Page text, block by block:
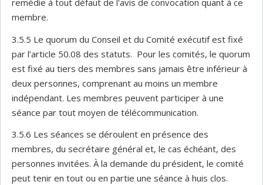
remédie à tout défaut de l'avis de convocation quant à ce
membre.
3.5.5 Le quorum du Conseil et du Comité exécutif est fixé
par l’article 50.08 des statuts. Pour les comités, le quorum
est fixé au tiers des membres sans jamais être inférieur à
deux personnes, comprenant au moins un membre
indépendant. Les membres peuvent participer à une
séance par tout moyen de télécommunication.
3.5.6 Les séances se déroulent en présence des
membres, du secrétaire général et, le cas échéant, des
personnes invitées. À la demande du président, le comité
peut tenir en tout ou en partie une séance à huis clos.